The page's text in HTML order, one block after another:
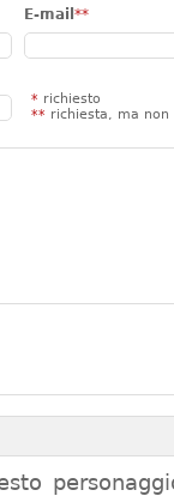
E-mail **
* richiesto
** richiesta, ma non